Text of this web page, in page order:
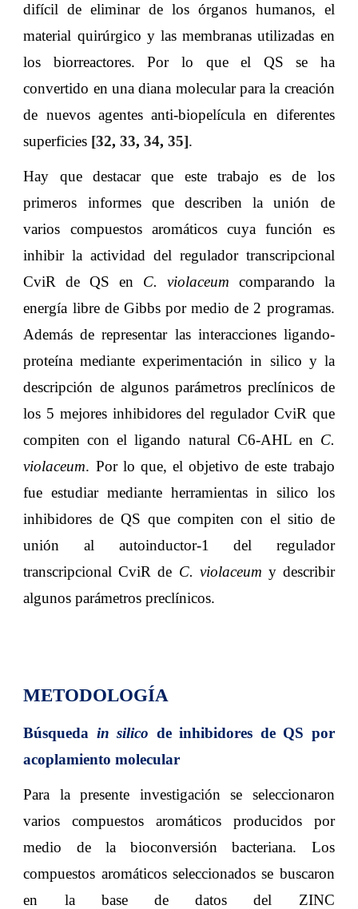
difícil de eliminar de los órganos humanos, el
material quirúrgico y las membranas utilizadas en
los biorreactores. Por lo que el QS se ha
convertido en una diana molecular para la creación
de nuevos agentes anti-biopelícula en diferentes
superficies [32,33,34,35].
Hay que destacar que este trabajo es de los
primeros informes que describen la unión de
varios compuestos aromáticos cuya función es
inhibir la actividad del regulador transcripcional
CviR de QS en C. violaceum comparando la
energía libre de Gibbs por medio de 2 programas.
Además de representar las interacciones ligando-
proteína mediante experimentación in silico y la
descripción de algunos parámetros preclínicos de
los 5 mejores inhibidores del regulador CviR que
compiten con el ligando natural C6-AHL en C.
violaceum. Por lo que, el objetivo de este trabajo
fue estudiar mediante herramientas in silico los
inhibidores de QS que compiten con el sitio de
unión al autoinductor-1 del regulador
transcripcional CviR de C. violaceum y describir
algunos parámetros preclínicos.
METODOLOGÍA
Búsqueda in silico de inhibidores de QS por
acoplamiento molecular
Para la presente investigación se seleccionaron
varios compuestos aromáticos producidos por
medio de la bioconversión bacteriana. Los
compuestos aromáticos seleccionados se buscaron
en la base de datos del ZINC